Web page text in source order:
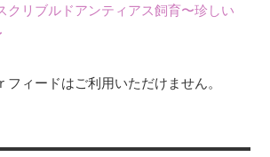
クリブルドアンティアス飼育〜珍しい
ィードはご利用いただけません。